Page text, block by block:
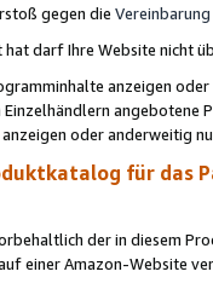
gegen die Vereinbarung
darf Ihre Website nicht
anzeigen
oder anderweitig
für das
der in diesem
einer Amazon-Website